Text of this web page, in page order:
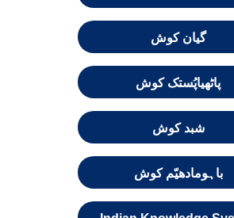
گیان کوش
پاٹھیاپُستک کوش
شبد کوش
باہومادھیّم کوش